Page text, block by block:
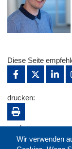
Wir verwenden
Diese Seite
drucken:
merken: